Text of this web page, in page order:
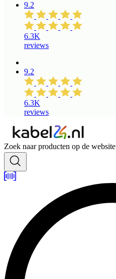
9.2
6.3K
reviews
9.2
6.3K
reviews
Zoek naar producten op de website